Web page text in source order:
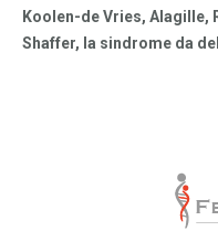
Koolen-de Vries, Alagille,
Shaffer, la sindrome da